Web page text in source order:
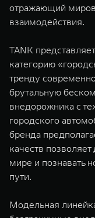
WEY 80
Масштаб
от 6 449 000 ₽
отражающий
взаимодействия.
TANK
категорию
тренду
брутальную
внедорожника с
городского
бренда
качеств
мире и познавать
пути.
Модельная